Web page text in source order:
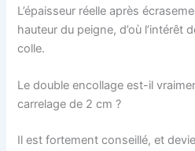
L’épaisseur réelle après
hauteur du peigne, d’où l’intérêt
colle.
Le double encollage est-il
carrelage de 2 cm ?
Il est fortement conseillé, et